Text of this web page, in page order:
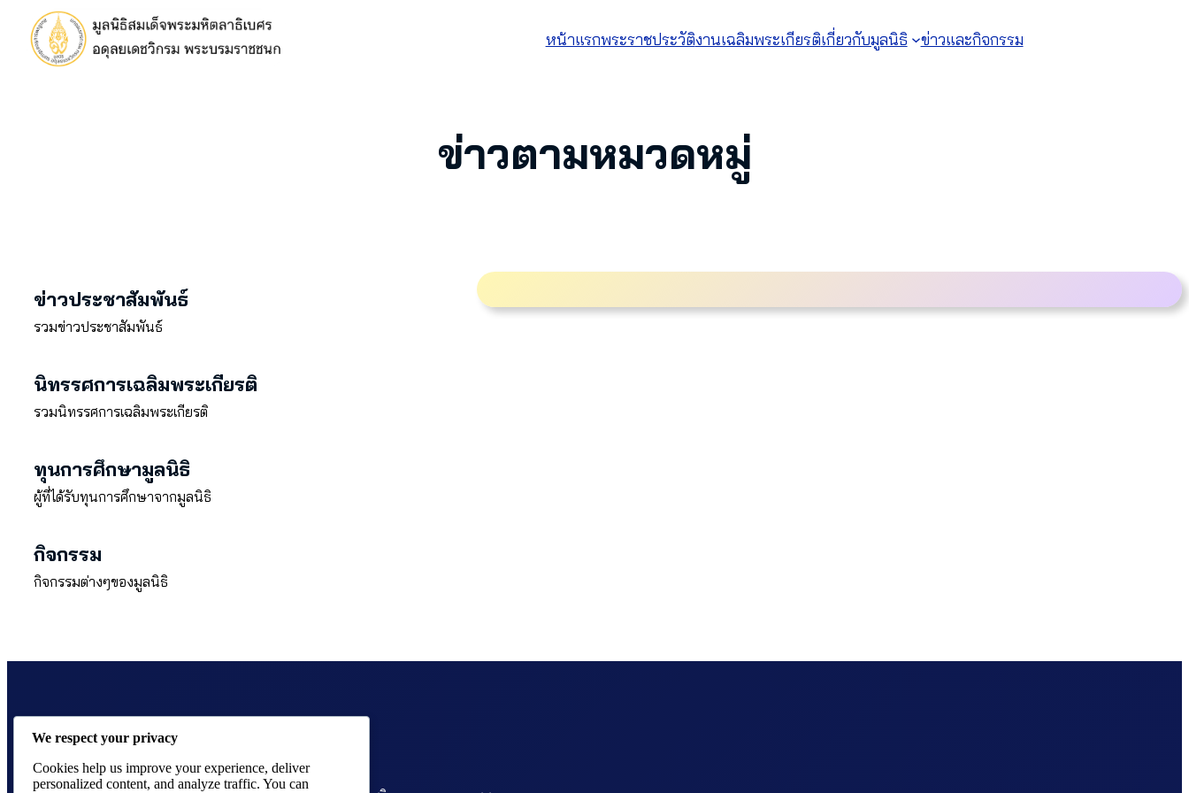
หน้าแรกพระราชประวัติงานเฉลิมพระเกียรติเกี่ยวกับมูลนิธิ ข่าวและกิจกรรม
ข่าวตามหมวดหมู่
ข่าวประชาสัมพันธ์
รวมข่าวประชาสัมพันธ์
นิทรรศการเฉลิมพระเกียรติ
รวมนิทรรศการเฉลิมพระเกียรติ
ทุนการศึกษามูลนิธิ
ผู้ที่ได้รับทุนการศึกษาจากมูลนิธิ
กิจกรรม
กิจกรรมต่างๆของมูลนิธิ
We respect your privacy
Cookies help us improve your experience, deliver
personalized content, and analyze traffic. You can